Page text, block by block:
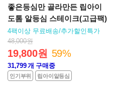
좋은등심만 골라만든 립아이
도톰 알등심 스테이크(고급팩)
4팩이상 무료배송/추가할인특가
48,000원
19,800원 59%
31,799개 구매중
인기부위 립아이알등심